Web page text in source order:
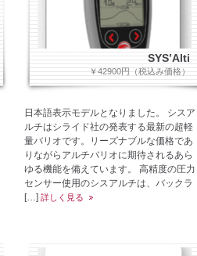
SYS’Alti
￥42900円（税込み価格）
日本語表示モデルとなりました。 シスア
ルチはシライド社の発表する最新の超軽
量バリオです。リーズナブルな価格であ
りながらアルチバリオに期待されるあら
ゆる機能を備えています。 高精度の圧力
センサー使用のシスアルチは、バックラ
[…] 詳しく見る